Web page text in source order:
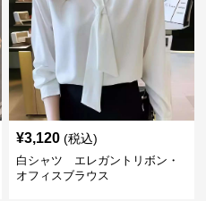
¥3,120 (税込)
白シャツ エレガントリボン・
オフィスブラウス